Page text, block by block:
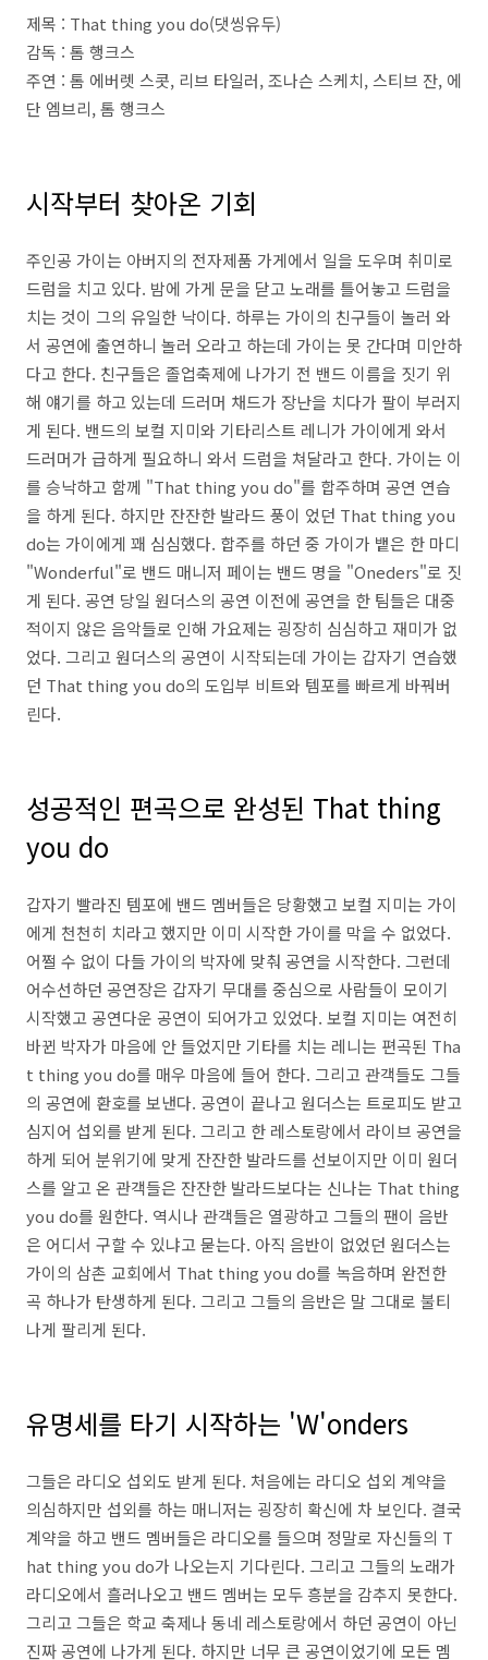
제목 : That thing you do(댓씽유두)
감독 : 톰 행크스
주연 : 톰 에버렛 스콧, 리브 타일러, 조나슨 스케치, 스티브 잔, 에
단 엠브리, 톰 행크스
시작부터 찾아온 기회
주인공 가이는 아버지의 전자제품 가게에서 일을 도우며 취미로
드럼을 치고 있다. 밤에 가게 문을 닫고 노래를 틀어놓고 드럼을
치는 것이 그의 유일한 낙이다. 하루는 가이의 친구들이 놀러 와
서 공연에 출연하니 놀러 오라고 하는데 가이는 못 간다며 미안하
다고 한다. 친구들은 졸업축제에 나가기 전 밴드 이름을 짓기 위
해 얘기를 하고 있는데 드러머 채드가 장난을 치다가 팔이 부러지
게 된다. 밴드의 보컬 지미와 기타리스트 레니가 가이에게 와서
드러머가 급하게 필요하니 와서 드럼을 쳐달라고 한다. 가이는 이
를 승낙하고 함께 "That thing you do"를 합주하며 공연 연습
을 하게 된다. 하지만 잔잔한 발라드 풍이 었던 That thing you
do는 가이에게 꽤 심심했다. 합주를 하던 중 가이가 뱉은 한 마디
"Wonderful"로 밴드 매니저 페이는 밴드 명을 "Oneders"로 짓
게 된다. 공연 당일 원더스의 공연 이전에 공연을 한 팀들은 대중
적이지 않은 음악들로 인해 가요제는 굉장히 심심하고 재미가 없
었다. 그리고 원더스의 공연이 시작되는데 가이는 갑자기 연습했
던 That thing you do의 도입부 비트와 템포를 빠르게 바꿔버
린다.
성공적인 편곡으로 완성된 That thing
you do
갑자기 빨라진 템포에 밴드 멤버들은 당황했고 보컬 지미는 가이
에게 천천히 치라고 했지만 이미 시작한 가이를 막을 수 없었다.
어쩔 수 없이 다들 가이의 박자에 맞춰 공연을 시작한다. 그런데
어수선하던 공연장은 갑자기 무대를 중심으로 사람들이 모이기
시작했고 공연다운 공연이 되어가고 있었다. 보컬 지미는 여전히
바뀐 박자가 마음에 안 들었지만 기타를 치는 레니는 편곡된 Tha
t thing you do를 매우 마음에 들어 한다. 그리고 관객들도 그들
의 공연에 환호를 보낸다. 공연이 끝나고 원더스는 트로피도 받고
심지어 섭외를 받게 된다. 그리고 한 레스토랑에서 라이브 공연을
하게 되어 분위기에 맞게 잔잔한 발라드를 선보이지만 이미 원더
스를 알고 온 관객들은 잔잔한 발라드보다는 신나는 That thing
you do를 원한다. 역시나 관객들은 열광하고 그들의 팬이 음반
은 어디서 구할 수 있냐고 묻는다. 아직 음반이 없었던 원더스는
가이의 삼촌 교회에서 That thing you do를 녹음하며 완전한
곡 하나가 탄생하게 된다. 그리고 그들의 음반은 말 그대로 불티
나게 팔리게 된다.
유명세를 타기 시작하는 'W'onders
그들은 라디오 섭외도 받게 된다. 처음에는 라디오 섭외 계약을
의심하지만 섭외를 하는 매니저는 굉장히 확신에 차 보인다. 결국
계약을 하고 밴드 멤버들은 라디오를 들으며 정말로 자신들의 T
hat thing you do가 나오는지 기다린다. 그리고 그들의 노래가
라디오에서 흘러나오고 밴드 멤버는 모두 흥분을 감추지 못한다.
그리고 그들은 학교 축제나 동네 레스토랑에서 하던 공연이 아닌
진짜 공연에 나가게 된다. 하지만 너무 큰 공연이었기에 모든 멤